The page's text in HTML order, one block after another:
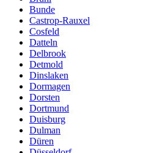
Bunde
Castrop-Rauxel
Cosfeld
Datteln
Delbrook
Detmold
Dinslaken
Dormagen
Dorsten
Dortmund
Duisburg
Dulman
Düren